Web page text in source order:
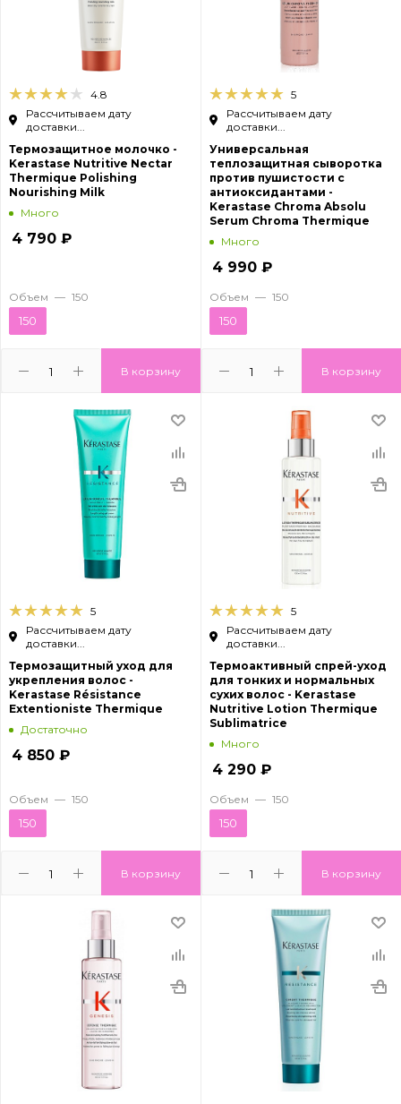
4.8
Рассчитываем дату
доставки...
Термозащитное молочко -
Kerastase Nutritive Nectar
Thermique Polishing
Nourishing Milk
Много
4 790 ₽
В корзину
Объем — 150
150
5
Рассчитываем дату
доставки...
Универсальная
теплозащитная сыворотка
против пушистости с
антиоксидантами -
Kerastase Chroma Absolu
Serum Chroma Thermique
Много
4 990 ₽
В корзину
Объем — 150
150
5
Рассчитываем дату
доставки...
Термозащитный уход для
укрепления волос -
Kerastase Résistance
Extentioniste Thermique
Достаточно
4 850 ₽
В корзину
Объем — 150
150
5
Рассчитываем дату
доставки...
Термоактивный спрей-уход
для тонких и нормальных
сухих волос - Kerastase
Nutritive Lotion Thermique
Sublimatrice
Много
4 290 ₽
В корзину
Объем — 150
150